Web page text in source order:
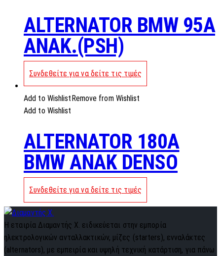
ALTERNATOR BMW 95A
ANAK.(PSH)
Συνδεθείτε για να δείτε τις τιμές
Add to WishlistRemove from Wishlist
Add to Wishlist
ALTERNATOR 180A
BMW ANAK DENSO
Συνδεθείτε για να δείτε τις τιμές
Η εταιρία Διαμαντής Χ. ειδικεύεται στην εμπορία
ηλεκτρολογικών ανταλλακτικών, μίζες (starters), ενναλάκτες
(alternators), με εμπειρία και υψηλή τεχνική κατάρτιση, για πάνω